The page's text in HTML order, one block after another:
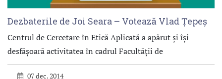
Dezbaterile de Joi Seara – Votează Vlad Țepeș
Centrul de Cercetare în Etică Aplicată a apărut și își
desfășoară activitatea în cadrul Facultății de
07 dec. 2014